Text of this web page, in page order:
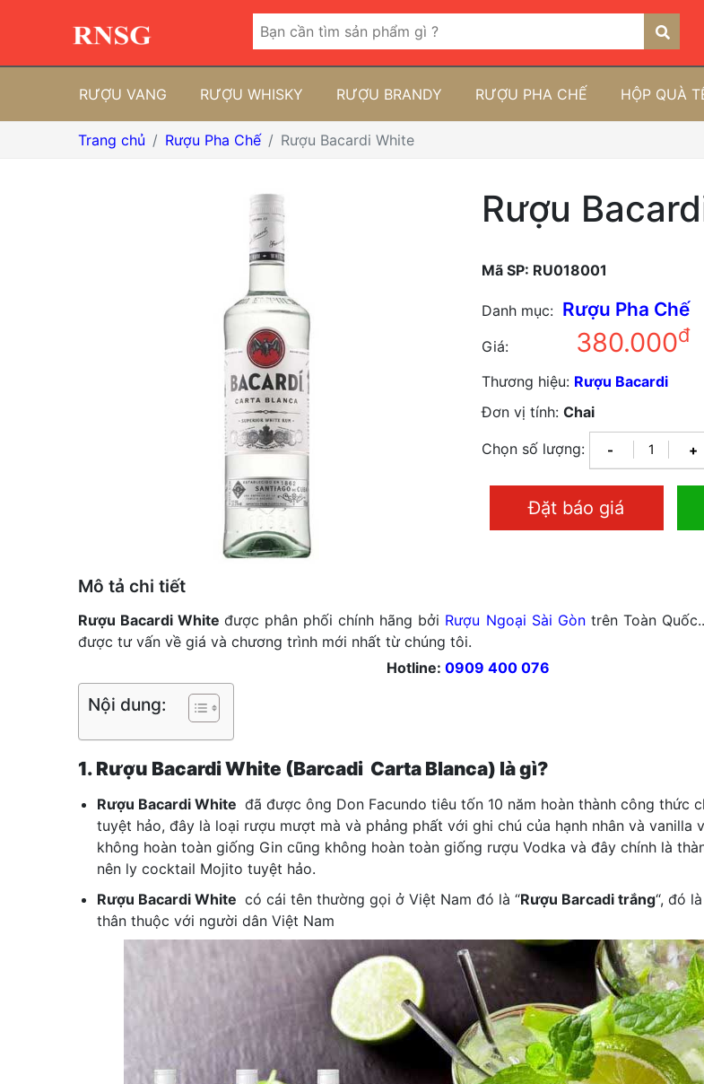
RƯỢU VANG RƯỢU WHISKY RƯỢU BRANDY RƯỢU PHA CHẾ HỘP QUÀ
Trang chủ Rượu Pha Chế Rượu Bacardi White
Rượu
Mã SP: RU018001
Danh mục: Rượu Pha Chế
Giá: 380.000đ
Thương hiệu: Rượu Bacardi
Đơn vị tính: Chai
Chọn số lượng: - +
Đặt báo giá
Mô tả chi tiết
Rượu Bacardi Whiteđược phân phối chính hãng bởi Rượu Ngoại Sài Gòntrên Toàn
được tư vấn về giá và chương trình mới nhất từ chúng tôi.
Hotline: 0909 400 076
Nội dung:
1. Rượu Bacardi White (Barcadi Carta Blanca) là gì?
Rượu Bacardi White đã được ông Don Facundo tiêu tốn 10 năm hoàn thành công thức
tuyệt hảo, đây là loại rượu mượt mà và phảng phất với ghi chú của hạnh nhân và vanilla
không hoàn toàn giống Gin cũng không hoàn toàn giống rượu Vodka và đây chính là
nên ly cocktail Mojito tuyệt hảo.
Rượu Bacardi White có cái tên thường gọi ở Việt Nam đó là “Rượu Barcadi trắng“, đó
thân thuộc với người dân Việt Nam